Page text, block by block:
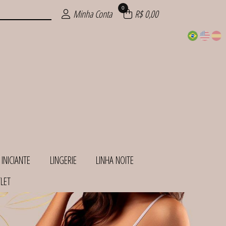
Minha Conta 0 R$ 0,00
LINGERIE LINHA NOITE